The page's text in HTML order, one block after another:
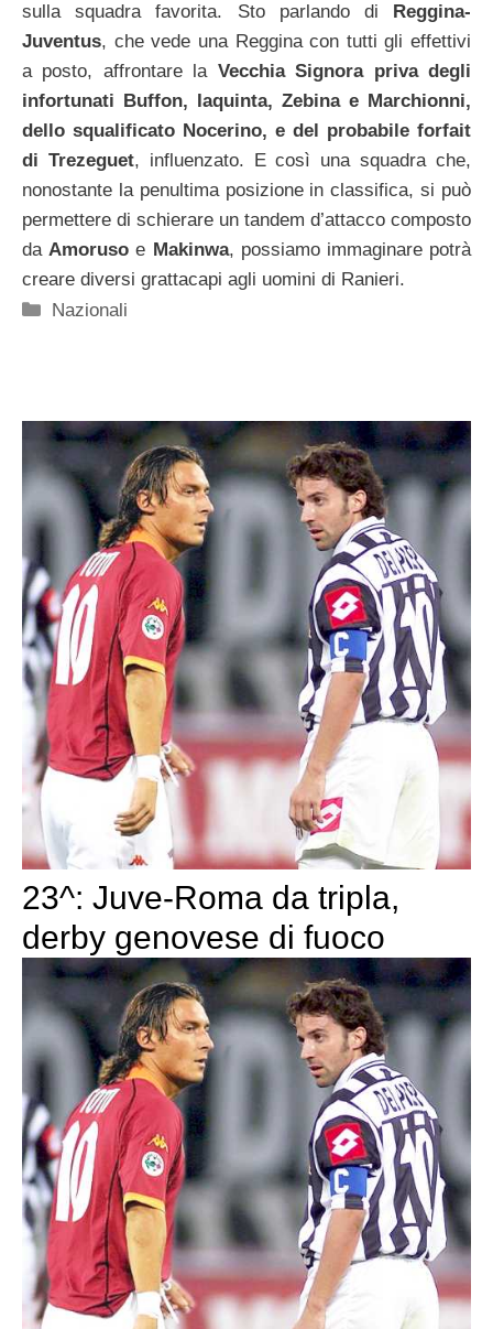
sulla squadra favorita. Sto parlando di Reggina-
Juventus, che vede una Reggina con tutti gli effettivi
a posto, affrontare la Vecchia Signora priva degli
infortunati Buffon, Iaquinta, Zebina e Marchionni,
dello squalificato Nocerino, e del probabile forfait
di Trezeguet, influenzato. E così una squadra che,
nonostante la penultima posizione in classifica, si può
permettere di schierare un tandem d’attacco composto
daAmoruso e Makinwa, possiamo immaginare potrà
creare diversi grattacapi agli uomini di Ranieri.
Categorie
Nazionali
23^: Juve-Roma da tripla,
derby genovese di fuoco